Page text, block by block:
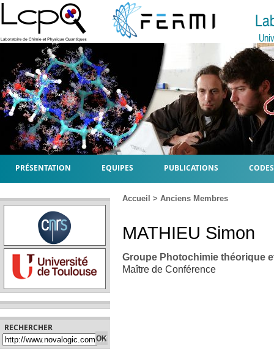
PRÉSENTATION EQUIPES PUBLICATIONS
RECHERCHER
Accueil > Anciens Membres
MATHIEU Simon
Groupe Photochimie théorique
Maître de Conférence